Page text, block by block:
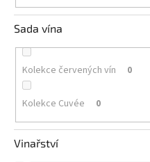
Sada vína
Kolekce červených vín 0
Kolekce Cuvée 0
Vinařství